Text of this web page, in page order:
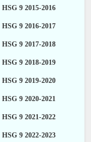
HSG 9 2015-2016
HSG 9 2016-2017
HSG 9 2017-2018
HSG 9 2018-2019
HSG 9 2019-2020
HSG 9 2020-2021
HSG 9 2021-2022
HSG 9 2022-2023